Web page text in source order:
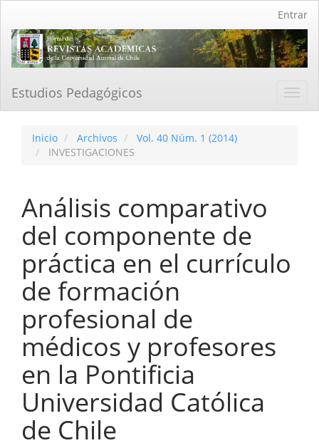
Contenido
principal
Barra
Entrar
Estudios Pedagógicos
Inicio Archivos
Vol. 40 Núm. 1 (2014)
INVESTIGACIONES
Análisis comparativo
del componente de
práctica en el currículo
de formación
profesional de
médicos y profesores
en la Pontificia
Universidad Católica
de Chile